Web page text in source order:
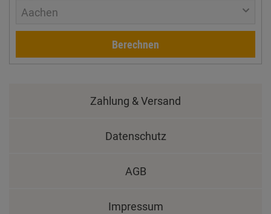
Aachen
Berechnen
Zahlung & Versand
Datenschutz
AGB
Impressum